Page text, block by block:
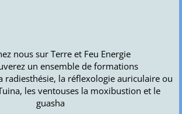
nous sur Terre et Feu Energie
un ensemble de formations
radiesthésie, la réflexologie auriculaire ou
les ventouses la moxibustion et le
guasha